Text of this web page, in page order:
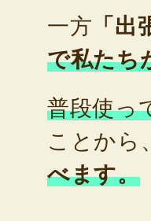
一方 「出
で私たち
普段使っ
ことから
べます。